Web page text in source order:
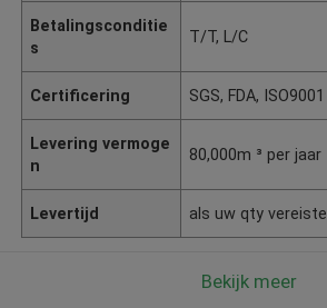
Betalingsconditie
s
T/T, L/C
Certificering SGS, FDA, ISO9001
Levering vermoge
n
80,000m ³ per jaar
Levertijd als uw qty vereiste
Bekijk meer